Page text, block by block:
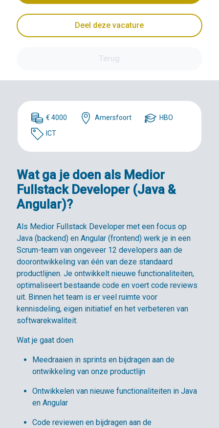
Deel deze vacature
Terug
€ 4000 Amersfoort
HBO
ICT
Wat ga je doen als Medior
Fullstack Developer (Java &
Angular)?
Als Medior Fullstack Developer met een focus op
Java (backend) en Angular (frontend) werk je in een
Scrum-team van ongeveer 12 developers aan de
doorontwikkeling van één van deze standaard
productlijnen. Je ontwikkelt nieuwe functionaliteiten,
optimaliseert bestaande code en voert code reviews
uit. Binnen het team is er veel ruimte voor
kennisdeling, eigen initiatief en het verbeteren van
softwarekwaliteit.
Wat je gaat doen
Meedraaien in sprints en bijdragen aan de
ontwikkeling van onze productlijn
Ontwikkelen van nieuwe functionaliteiten in Java
en Angular
Code reviewen en bijdragen aan de